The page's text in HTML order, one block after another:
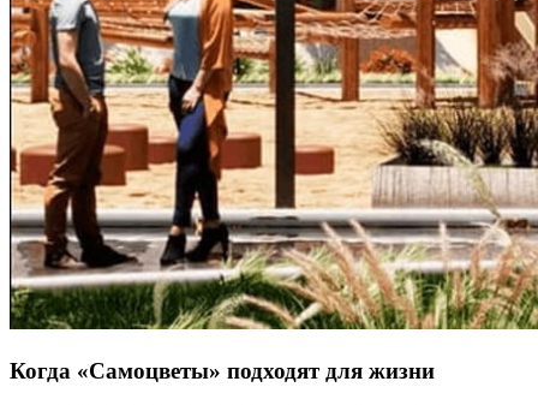
Когда «Самоцветы» подходят для жизни